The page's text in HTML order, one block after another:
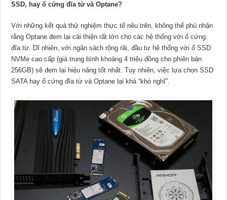
SSD, hay ổ cứng đĩa từ và Optane?
Với những kết quả thử nghiệm thực tế nêu trên, không thể phủ nhận
rằng Optane đem lại cải thiện rất lớn cho các hệ thống với ổ cứng
đĩa từ. Dĩ nhiên, với ngân sách rộng rãi, đầu tư hệ thống với ổ SSD
NVMe cao cấp (giá trung bình khoảng 4 triệu đồng cho phiên bản
256GB) sẽ đem lại hiệu năng tốt nhất. Tuy nhiên, việc lựa chọn SSD
SATA hay ổ cứng đĩa từ và Optane lại khá “khó nghĩ”.